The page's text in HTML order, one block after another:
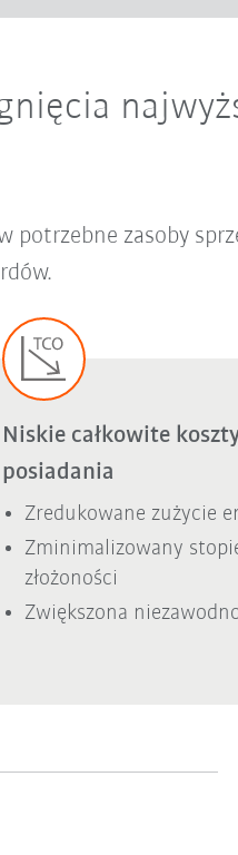
potrzebne zasoby
Niskie całkowite
posiadania
Zredukowane zużycie
Zminimalizowany
złożoności
Zwiększona